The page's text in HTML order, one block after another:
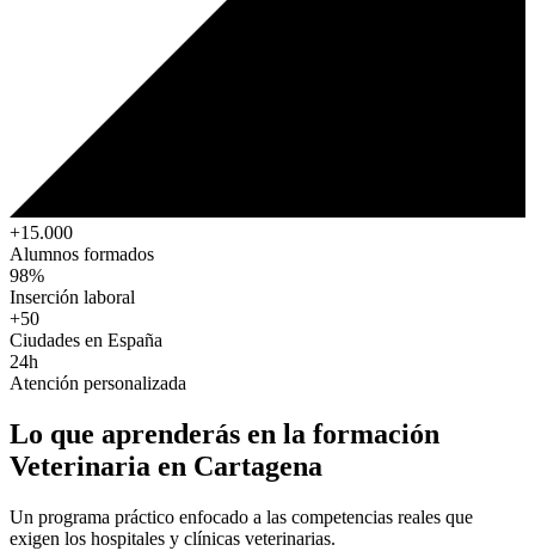
+15.000
Alumnos formados
98%
Inserción laboral
+50
Ciudades en España
24h
Atención personalizada
Lo que aprenderás en la formación
Veterinaria en Cartagena
Un programa práctico enfocado a las competencias reales que
exigen los hospitales y clínicas veterinarias.